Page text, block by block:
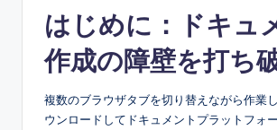
A
はじめに：ドキュ
作成の障壁を打ち
複数のブラウザタブを切り替えながら作業
ウンロードしてドキュメントプラットフォ